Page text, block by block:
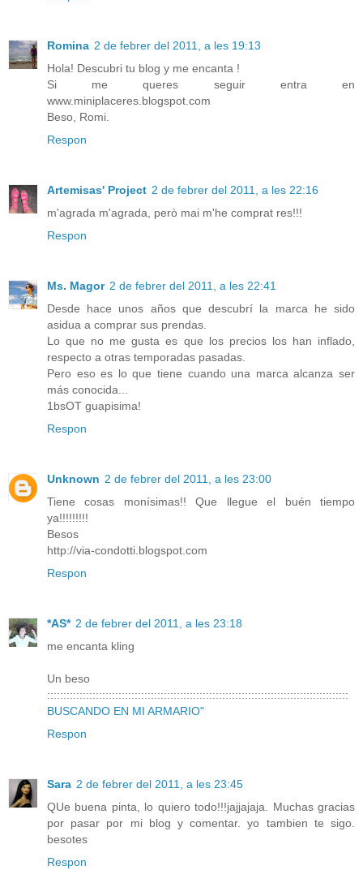
Romina 2 de febrer del 2011, a les 19:13
Hola! Descubri tu blog y me encanta !
Si me queres seguir entra en
www.miniplaceres.blogspot.com
Beso, Romi.
Respon
Artemisas' Project 2 de febrer del 2011, a les 22:16
m'agrada m'agrada, però mai m'he comprat res!!!
Respon
Ms. Magor 2 de febrer del 2011, a les 22:41
Desde hace unos años que descubrí la marca he sido
asidua a comprar sus prendas.
Lo que no me gusta es que los precios los han inflado,
respecto a otras temporadas pasadas.
Pero eso es lo que tiene cuando una marca alcanza ser
más conocida...
1bsOT guapisima!
Respon
Unknown 2 de febrer del 2011, a les 23:00
Tiene cosas monísimas!! Que llegue el buén tiempo
ya!!!!!!!!!
Besos
http://via-condotti.blogspot.com
Respon
*AS* 2 de febrer del 2011, a les 23:18
me encanta kling
Un beso
:::::::::::::::::::::::::::::::::::::::::::::::::::::::::::::::::::::::::::::::::::::::::::::
BUSCANDO EN MI ARMARIO"
Respon
Sara 2 de febrer del 2011, a les 23:45
QUe buena pinta, lo quiero todo!!!jajjajaja. Muchas gracias
por pasar por mi blog y comentar. yo tambien te sigo.
besotes
Respon